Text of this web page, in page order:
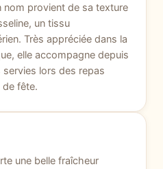
nom provient de sa texture
un tissu
Très appréciée dans la
elle accompagne depuis
lors des repas
fête.
une belle fraîcheur